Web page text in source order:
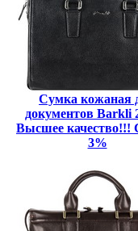
Сумка кожаная
документов Barkli
Высшее качество!!!
3%